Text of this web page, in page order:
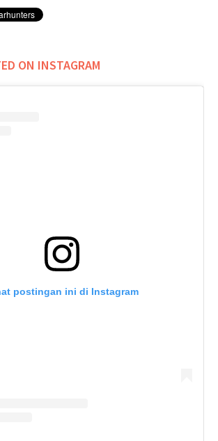
ON INSTAGRAM
postingan ini di Instagram